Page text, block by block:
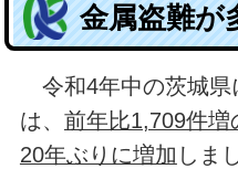
金属盗難が
令和4年中の茨城県
は、 前年比1,709件増
20年ぶりに増加 しま